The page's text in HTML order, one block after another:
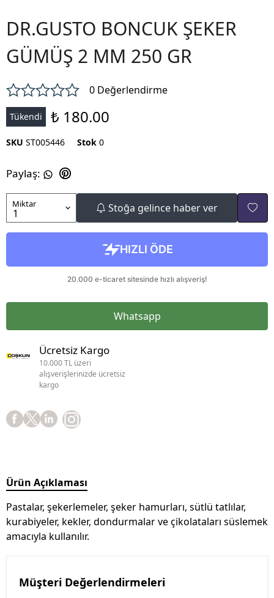
DR.GUSTO BONCUK ŞEKER
GÜMÜŞ 2 MM 250 GR
0 Değerlendirme
Tükendi ₺ 180.00
SKU ST005446 Stok 0
Paylaş:
Miktar Stoğa gelince haber ver
Whatsapp
Ücretsiz Kargo
10.000 TL üzeri
alışverişlerinizde ücretsiz
kargo
Ürün Açıklaması
Pastalar, şekerlemeler, şeker hamurları, sütlü tatlılar,
kurabiyeler, kekler, dondurmalar ve çikolataları süslemek
amacıyla kullanılır.
Müşteri Değerlendirmeleri